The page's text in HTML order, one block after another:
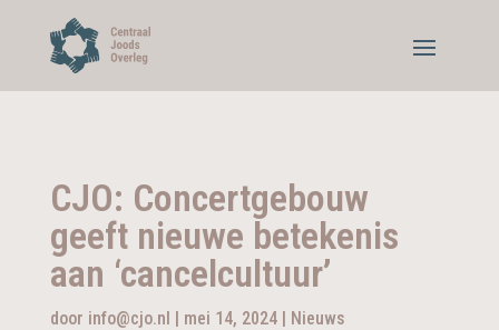
CJO: Concertgebouw
geeft nieuwe betekenis
aan ‘cancelcultuur’
door info@cjo.nl | mei 14, 2024| Nieuws